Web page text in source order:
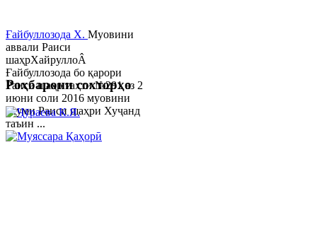
Ғайбуллозода Х. Муовини
аввали Раиси
шаҳрХайруллоÂ
Ғайбуллозода бо қарори
Раиси шаҳр таҳти №281 аз 2
июни соли 2016 муовини
якуми Раиси шаҳри Хуҷанд
таъин ...
Роҳбарони сохторҳо